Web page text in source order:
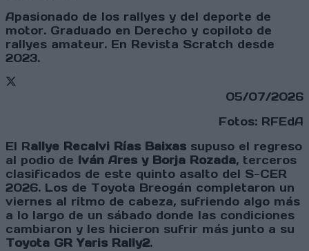
Apasionado de los rallyes y del deporte de
motor. Graduado en Derecho y copiloto de
rallyes amateur. En Revista Scratch desde
2023.
Twitter
05/07/2026
Fotos: RFEdA
El Rallye Recalvi Rías Baixas supuso el regreso
al podio de Iván Ares y Borja Rozada, terceros
clasificados de este quinto asalto del S-CER
2026. Los de Toyota Breogán completaron un
viernes al ritmo de cabeza, sufriendo algo más
a lo largo de un sábado donde las condiciones
cambiaron y les hicieron sufrir más junto a su
Toyota GR Yaris Rally2.